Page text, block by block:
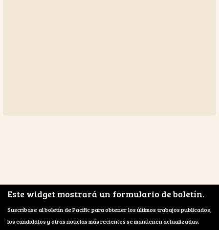
Este widget mostrará un formulario de boletín.
Suscríbase al boletín de Pacific para obtener los últimos trabajos publicados,
los candidatos y otras noticias más recientes se mantienen actualizadas.